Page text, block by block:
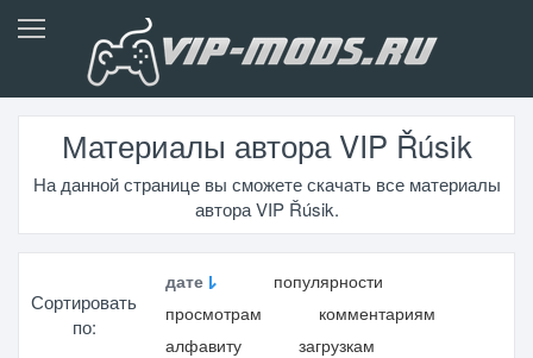
Материалы автора VIP Řúsik
На данной странице вы сможете скачать все материалы
автора VIP Řúsik.
Сортировать
по:
дате
популярности
просмотрам
комментариям
алфавиту
загрузкам